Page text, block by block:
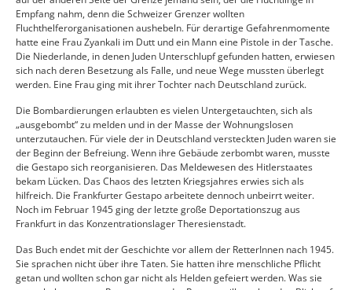
Empfang nahm, denn die Schweizer Grenzer wollten
Fluchthelferorganisationen aushebeln. Für derartige Gefahrenmomente
hatte eine Frau Zyankali im Dutt und ein Mann eine Pistole in der Tasche.
Die Niederlande, in denen Juden Unterschlupf gefunden hatten, erwiesen
sich nach deren Besetzung als Falle, und neue Wege mussten überlegt
werden. Eine Frau ging mit ihrer Tochter nach Deutschland zurück.
Die Bombardierungen erlaubten es vielen Untergetauchten, sich als
„ausgebombt“ zu melden und in der Masse der Wohnungslosen
unterzutauchen. Für viele der in Deutschland versteckten Juden waren sie
der Beginn der Befreiung. Wenn ihre Gebäude zerbombt waren, musste
die Gestapo sich reorganisieren. Das Meldewesen des Hitlerstaates
bekam Lücken. Das Chaos des letzten Kriegsjahres erwies sich als
hilfreich. Die Frankfurter Gestapo arbeitete dennoch unbeirrt weiter.
Noch im Februar 1945 ging der letzte große Deportationszug aus
Frankfurt in das Konzentrationslager Theresienstadt.
Das Buch endet mit der Geschichte vor allem der RetterInnen nach 1945.
Sie sprachen nicht über ihre Taten. Sie hatten ihre menschliche Pflicht
getan und wollten schon gar nicht als Helden gefeiert werden. Was sie